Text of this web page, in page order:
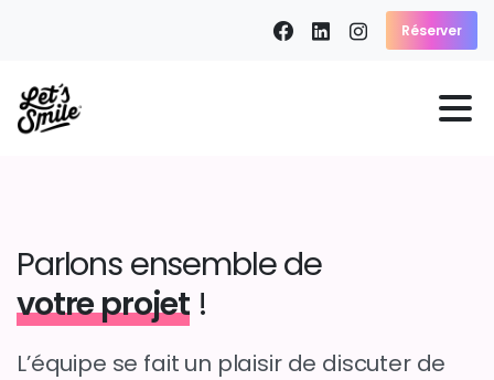
Réserver
Parlons ensemble de
votre projet !
L’équipe se fait un plaisir de discuter de